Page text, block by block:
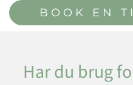
BOOK EN
Har du brug